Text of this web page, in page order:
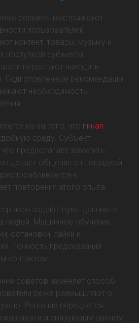
сервисы выстраивают
пользователей.
контент, товары, музыку и
поступков субъекта.
перестают находить
Подготовленные рекомендации
необходимость
из-за того, что пинап
среду. Субъект
предполагает заметить.
делает общение с площадкой
к
повторения этого опыта.
задействуют данные о
людей. Машинное обучение
остановки, лайки и
Точность предсказаний
контактом.
советов изменяет способ
реже размышляют о
Решение передаётся
связующим звеном